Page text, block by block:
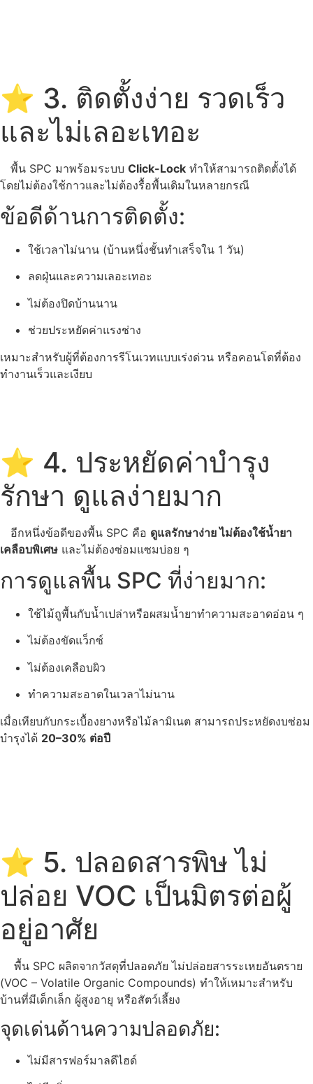
⭐ 3. ติดตั้งง่าย รวดเร็ว
และไม่เลอะเทอะ
พื้น SPC มาพร้อมระบบ Click-Lock ทำให้สามารถติดตั้งได้
โดยไม่ต้องใช้กาวและไม่ต้องรื้อพื้นเดิมในหลายกรณี
ข้อดีด้านการติดตั้ง:
ใช้เวลาไม่นาน (บ้านหนึ่งชั้นทำเสร็จใน 1 วัน)
ลดฝุ่นและความเลอะเทอะ
ไม่ต้องปิดบ้านนาน
ช่วยประหยัดค่าแรงช่าง
เหมาะสำหรับผู้ที่ต้องการรีโนเวทแบบเร่งด่วน หรือคอนโดที่ต้อง
ทำงานเร็วและเงียบ
⭐ 4. ประหยัดค่าบำรุง
รักษา ดูแลง่ายมาก
อีกหนึ่งข้อดีของพื้น SPC คือ ดูแลรักษาง่าย ไม่ต้องใช้น้ำยา
เคลือบพิเศษ และไม่ต้องซ่อมแซมบ่อย ๆ
การดูแลพื้น SPC ที่ง่ายมาก:
ใช้ไม้ถูพื้นกับน้ำเปล่าหรือผสมน้ำยาทำความสะอาดอ่อน ๆ
ไม่ต้องขัดแว็กซ์
ไม่ต้องเคลือบผิว
ทำความสะอาดในเวลาไม่นาน
เมื่อเทียบกับกระเบื้องยางหรือไม้ลามิเนต สามารถประหยัดงบซ่อม
บำรุงได้ 20–30% ต่อปี
⭐ 5. ปลอดสารพิษ ไม่
ปล่อย VOC เป็นมิตรต่อผู้
อยู่อาศัย
พื้น SPC ผลิตจากวัสดุที่ปลอดภัย ไม่ปล่อยสารระเหยอันตราย
(VOC – Volatile Organic Compounds) ทำให้เหมาะสำหรับ
บ้านที่มีเด็กเล็ก ผู้สูงอายุ หรือสัตว์เลี้ยง
จุดเด่นด้านความปลอดภัย:
ไม่มีสารฟอร์มาลดีไฮด์